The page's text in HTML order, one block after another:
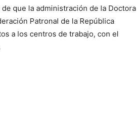
que la administración de la Doctora
Patronal de la República
a los centros de trabajo, con el